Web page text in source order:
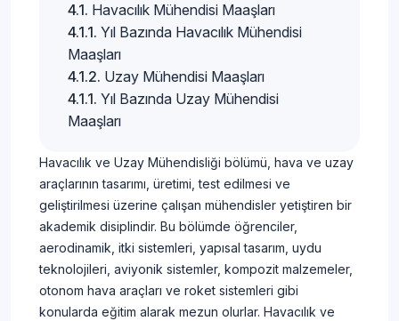
Havacılık Mühendisi Maaşları
Yıl Bazında Havacılık Mühendisi
Maaşları
Uzay Mühendisi Maaşları
Yıl Bazında Uzay Mühendisi
Maaşları
Havacılık ve Uzay Mühendisliği bölümü, hava ve uzay
araçlarının tasarımı, üretimi, test edilmesi ve
geliştirilmesi üzerine çalışan mühendisler yetiştiren bir
akademik disiplindir. Bu bölümde öğrenciler,
aerodinamik, itki sistemleri, yapısal tasarım, uydu
teknolojileri, aviyonik sistemler, kompozit malzemeler,
otonom hava araçları ve roket sistemleri gibi
konularda eğitim alarak mezun olurlar. Havacılık ve